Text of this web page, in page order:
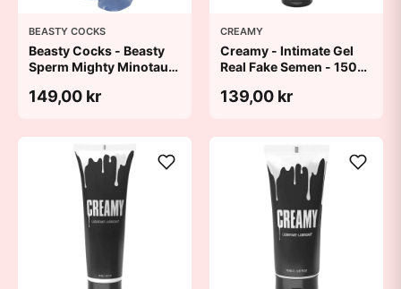
BEASTY COCKS
Beasty Cocks - Beasty
Sperm Mighty Minotaur
149,00 kr
CREAMY
Creamy - Intimate Gel
Real Fake Semen - 150
139,00 kr